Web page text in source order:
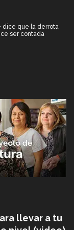
dice que la derrota
ser contada
llevar a tu